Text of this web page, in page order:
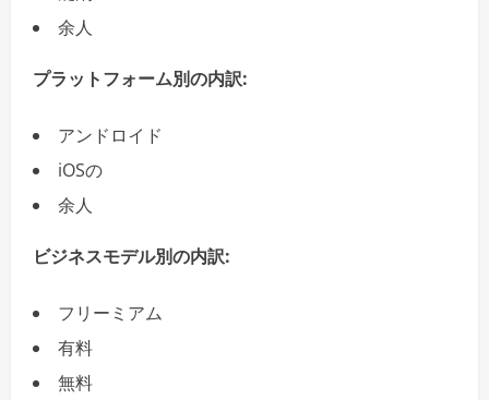
余人
プラットフォーム別の内訳:
アンドロイド
iOSの
余人
ビジネスモデル別の内訳:
フリーミアム
有料
無料